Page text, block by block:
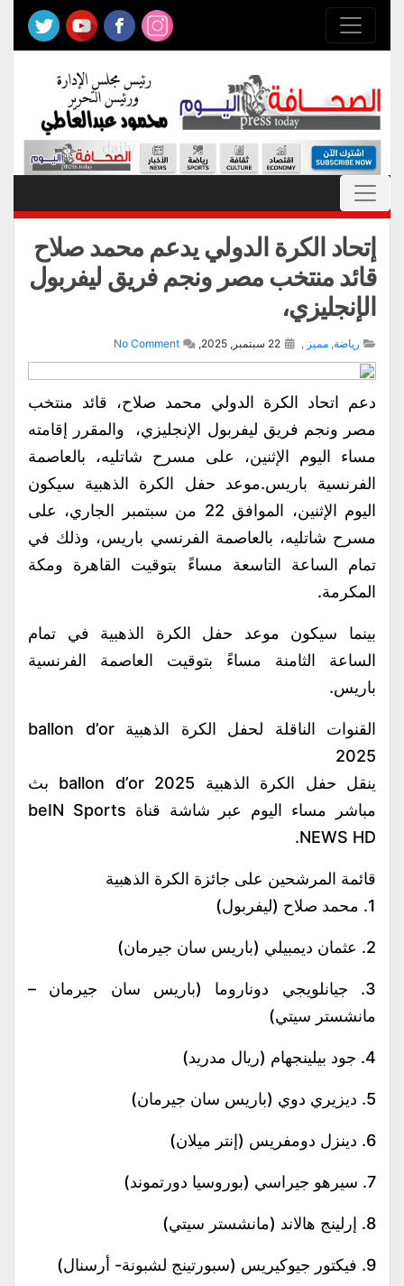
إتحاد الكرة الدولي يدعم محمد صلاح
قائد منتخب مصر ونجم فريق ليفربول
الإنجليزي،
رياضة, مميز ,
No Comment
دعم اتحاد الكرة الدولي محمد صلاح، قائد منتخب
مصر ونجم فريق ليفربول الإنجليزي، والمقرر إقامته
مساء اليوم الإثنين، على مسرح شاتليه، بالعاصمة
الفرنسية باريس.موعد حفل الكرة الذهبية سيكون
اليوم الإثنين، الموافق 22 من سبتمبر الجاري، على
مسرح شاتليه، بالعاصمة الفرنسي باريس، وذلك في
تمام الساعة التاسعة مساءً بتوقيت القاهرة ومكة
المكرمة.
بينما سيكون موعد حفل الكرة الذهبية في تمام
الساعة الثامنة مساءً بتوقيت العاصمة الفرنسية
باريس.
القنوات الناقلة لحفل الكرة الذهبية ballon d’or
2025
ينقل حفل الكرة الذهبية ballon d’or 2025 بث
مباشر مساء اليوم عبر شاشة قناة beIN Sports
NEWS HD.
قائمة المرشحين على جائزة الكرة الذهبية
1. محمد صلاح (ليفربول)
2. عثمان ديمبيلي (باريس سان جيرمان)
3. جيانلويجي دوناروما (باريس سان جيرمان –
مانشستر سيتي)
4. جود بيلينجهام (ريال مدريد)
5. ديزيري دوي (باريس سان جيرمان)
6. دينزل دومفريس (إنتر ميلان)
7. سيرهو جيراسي (بوروسيا دورتموند)
8. إرلينج هالاند (مانشستر سيتي)
9. فيكتور جيوكيريس (سبورتينج لشبونة- أرسنال)